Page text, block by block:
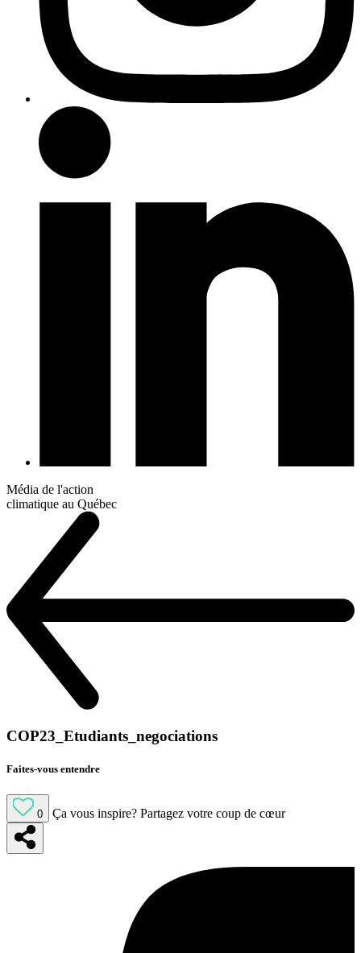
Média de l'action
climatique au Québec
COP23_Etudiants_negociations
Faites-vous entendre
0 Ça vous inspire? Partagez votre coup de cœur